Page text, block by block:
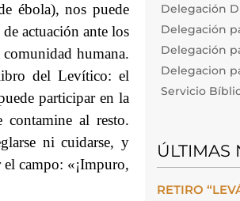
ébola), nos puede
actuación ante los
comunidad humana.
del Levítico: el
participar en la
al resto.
ni cuidarse, y
campo: «¡Impuro,
Delegación
Delegación
Delegación
Delegacion
Servicio
ÚLTIMAS
RETIRO